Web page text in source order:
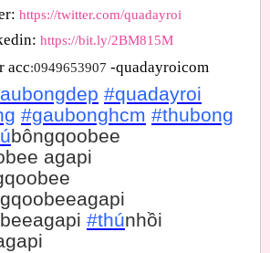
https://twitter.com/quadayroi
https://bit.ly/2BM815M
acc:0949653907 -quadayroicom
#quadayroi
#gaubonghcm #thubong
bôngqoobee
agapi
#thúnhồi